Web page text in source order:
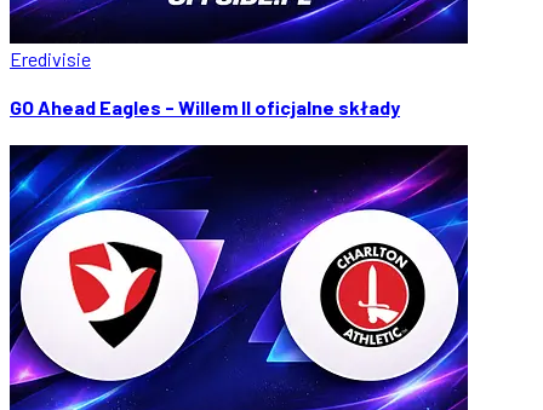
Eredivisie
GO Ahead Eagles - Willem II oficjalne składy